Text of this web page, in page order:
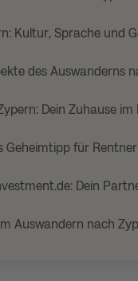
Kultur, Sprache und
des Auswanderns
Dein Zuhause im
Geheimtipp für Rentner
Dein
Auswandern nach